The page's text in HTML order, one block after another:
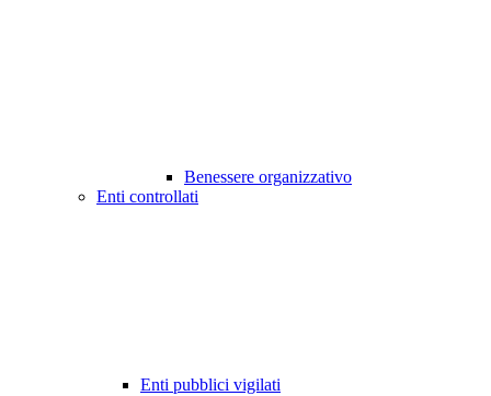
Benessere organizzativo
Enti controllati
Enti pubblici vigilati